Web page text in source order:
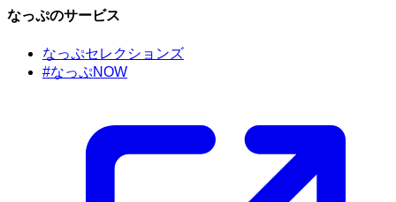
なっぷのサービス
なっぷセレクションズ
#なっぷNOW